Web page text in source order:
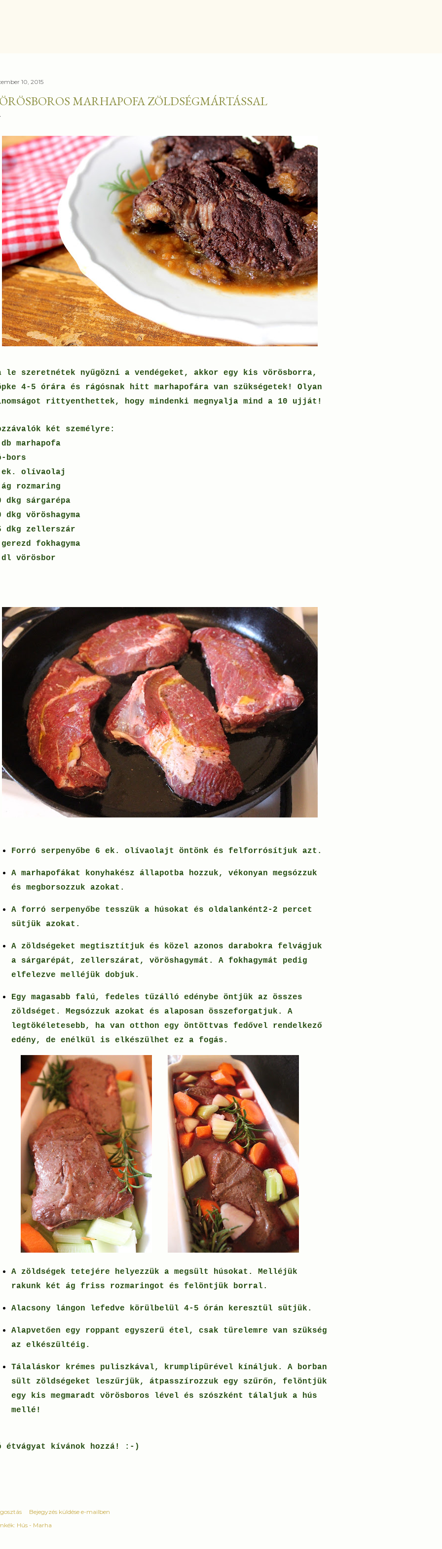
10, 2015
MARHAPOFA ZÖLDSÉGMÁRTÁSSAL
le szeretnétek nyűgözni a vendégeket, akkor egy kis vörösborra,
4-5 órára és rágósnak hitt marhapofára van szükségetek! Olyan
rittyenthettek, hogy mindenki megnyalja mind a 10 ujját!
két személyre:
marhapofa
bors
ek. olívaolaj
rozmaring
dkg sárgarépa
dkg vöröshagyma
dkg zellerszár
fokhagyma
vörösbor
Forró serpenyőbe 6 ek. olívaolajt öntönk és felforrósítjuk azt.
A marhapofákat konyhakész állapotba hozzuk, vékonyan megsózzuk
és megborsozzuk azokat.
A forró serpenyőbe tesszük a húsokat és oldalanként2-2 percet
sütjük azokat.
A zöldségeket megtisztítjuk és közel azonos darabokra felvágjuk
a sárgarépát, zellerszárat, vöröshagymát. A fokhagymát pedig
elfelezve melléjük dobjuk.
Egy magasabb falú, fedeles tűzálló edénybe öntjük az összes
zöldséget. Megsózzuk azokat és alaposan összeforgatjuk. A
legtökéletesebb, ha van otthon egy öntöttvas fedővel rendelkező
edény, de enélkül is elkészülhet ez a fogás.
A zöldségek tetejére helyezzük a megsült húsokat. Melléjük
rakunk két ág friss rozmaringot és felöntjük borral.
Alacsony lángon lefedve körülbelül 4-5 órán keresztül sütjük.
Alapvetően egy roppant egyszerű étel, csak türelemre van szükség
az elkészültéig.
Tálaláskor krémes puliszkával, krumplipürével kínáljuk. A borban
sült zöldségeket leszűrjük, átpasszírozzuk egy szűrőn, felöntjük
egy kis megmaradt vörösboros lével és szószként tálaljuk a hús
mellé!
étvágyat kívánok hozzá! :-)
Bejegyzés küldése e-mailben
Hús - Marha